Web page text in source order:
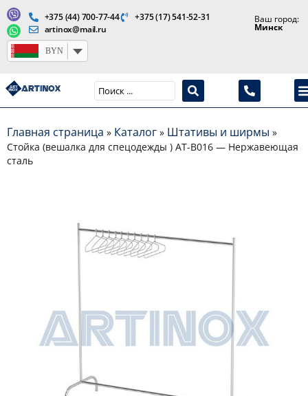
Главная страница » Каталог » Штативы и ширмы »
Стойка (вешалка для спецодежды ) AT-B016 — Нержавеющая
сталь
+375 (44) 700-77-44
+375 (17) 541-52-31
artinox@mail.ru
Ваш город:
Минск
BYN
Производство медицинской продукции и